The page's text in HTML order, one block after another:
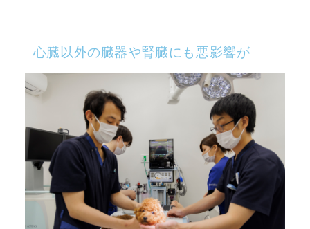
心臓以外の臓器や腎臓にも悪影響が